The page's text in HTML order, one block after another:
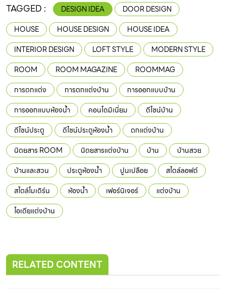
TAGGED : DESIGN IDEA
DOOR DESIGN
HOUSE
HOUSE DESIGN
HOUSE IDEA
INTERIOR DESIGN
LOFT STYLE
MODERN STYLE
ROOM
ROOM MAGAZINE
ROOMMAG
การตกแต่ง
การตกแต่งบ้าน
การออกแบบบ้าน
การออกแบบห้องน้ำ
คอนโดมิเนี่ยม
ดีไซน์บ้าน
ดีไซน์ประตู
ดีไซน์ประตูห้องน้ำ
ตกแต่งบ้าน
นิตยสาร ROOM
นิตยสารแต่งบ้าน บ้าน
บ้านสวย
บ้านและสวน
ประตูห้องน้ำ ปูนเปลือย
สไตล์ลอฟต์
สไตล์โมเดิร์น
ห้องน้ำ เฟอร์นิเจอร์
แต่งบ้าน
ไอเดียแต่งบ้าน
RELATED CONTENT